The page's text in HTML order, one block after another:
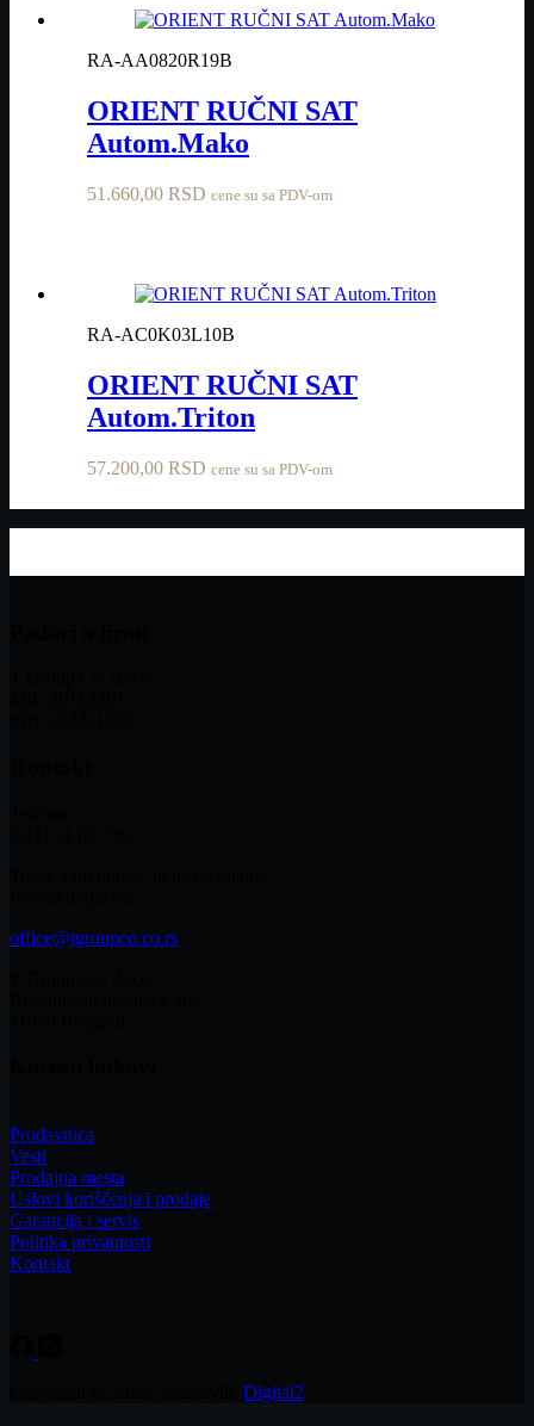
RA-AA0820R19B
ORIENT RUČNI SAT
Autom.Mako
51.660,00 RSD cene su sa PDV-om
RA-AC0K03L10B
ORIENT RUČNI SAT
Autom.Triton
57.200,00 RSD cene su sa PDV-om
office@tgroupco.co.rs
Prodavnica
Vesti
Prodajna mesta
Uslovi koriščenja i prodaje
Garancija i servis
Politika privatnosti
Kontakt
Digital2